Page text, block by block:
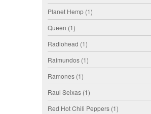
Planet Hemp (1)
Queen (1)
Radiohead (1)
Raimundos (1)
Ramones (1)
Raul Seixas (1)
Red Hot Chili Peppers (1)